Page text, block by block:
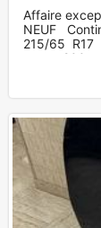
Affaire
NEUF
215/65
pneus 200